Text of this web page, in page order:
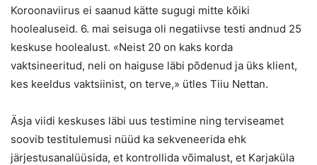
Koroonaviirus ei saanud kätte sugugi mitte kõiki
hoolealuseid. 6. mai seisuga oli negatiivse testi andnud 25
keskuse hoolealust. «Neist 20 on kaks korda
vaktsineeritud, neli on haiguse läbi põdenud ja üks klient,
kes keeldus vaktsiinist, on terve,» ütles Tiiu Nettan.
Äsja viidi keskuses läbi uus testimine ning terviseamet
soovib testitulemusi nüüd ka sekveneerida ehk
järjestusanalüüsida, et kontrollida võimalust, et Karjaküla